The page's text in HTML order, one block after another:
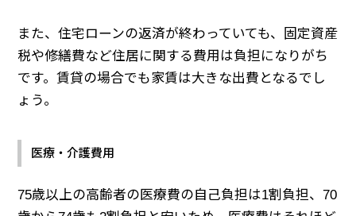
また、住宅ローンの返済が終わっていても、固定資産
税や修繕費など住居に関する費用は負担になりがち
です。賃貸の場合でも家賃は大きな出費となるでし
ょう。
医療・介護費用
75歳以上の高齢者の医療費の自己負担は1割負担、70